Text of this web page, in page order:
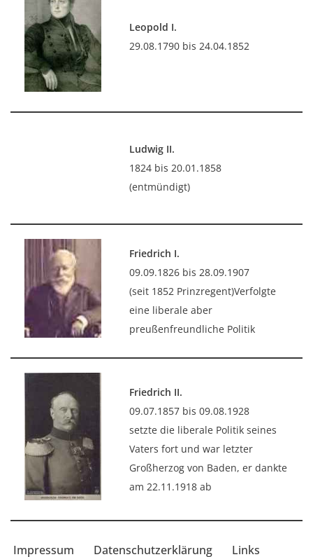
Leopold I.
29.08.1790 bis 24.04.1852
Ludwig II.
1824 bis 20.01.1858
(entmündigt)
Friedrich I.
09.09.1826 bis 28.09.1907
(seit 1852 Prinzregent)Verfolgte
eine liberale aber
preußenfreundliche Politik
Friedrich II.
09.07.1857 bis 09.08.1928
setzte die liberale Politik seines
Vaters fort und war letzter
Großherzog von Baden, er dankte
am 22.11.1918 ab
Impressum Datenschutzerklärung Links